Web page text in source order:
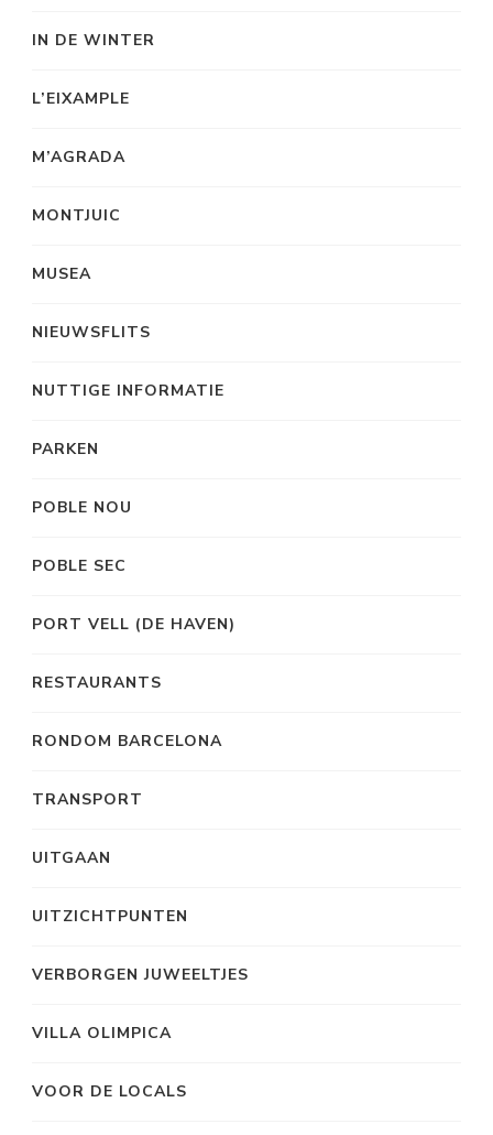
IN DE WINTER
L’EIXAMPLE
M’AGRADA
MONTJUIC
MUSEA
NIEUWSFLITS
NUTTIGE INFORMATIE
PARKEN
POBLE NOU
POBLE SEC
PORT VELL (DE HAVEN)
RESTAURANTS
RONDOM BARCELONA
TRANSPORT
UITGAAN
UITZICHTPUNTEN
VERBORGEN JUWEELTJES
VILLA OLIMPICA
VOOR DE LOCALS